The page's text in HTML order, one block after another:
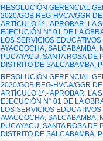
RESOLUCIÓN GERENCIAL
2020/GOB.REG-HVCA/GGR
ARTÍCULO 1º.- APROBAR, LA
EJECUCIÓN N° 01 DE LA
LOS SERVICIOS
AYACCOCHA, SALCABAMBA,
PUCAYACU, SANTA ROSA DE
DISTRITO DE SALCABAMBA,
RESOLUCIÓN GERENCIAL
2020/GOB.REG-HVCA/GGR
ARTÍCULO 1º.- APROBAR, LA
EJECUCIÓN N° 01 DE LA
LOS SERVICIOS
AVACCOCHA, SALCABAMBA,
PUCAYACU, SANTA ROSA DE
DISTRITO DE SALCABAMBA,